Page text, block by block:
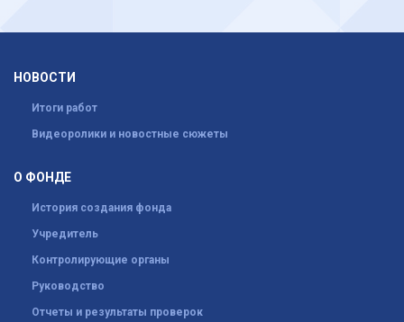
НОВОСТИ
Итоги работ
Видеоролики и новостные сюжеты
О ФОНДЕ
История создания фонда
Учредитель
Контролирующие органы
Руководство
Отчеты и результаты проверок